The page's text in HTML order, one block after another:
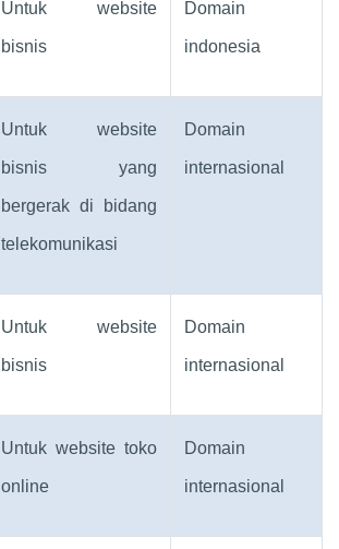
Untuk website
bisnis
Domain
indonesia
Untuk website
bisnis yang
bergerak di bidang
telekomunikasi
Domain
internasional
Untuk website
bisnis
Domain
internasional
Untuk website toko
online
Domain
internasional